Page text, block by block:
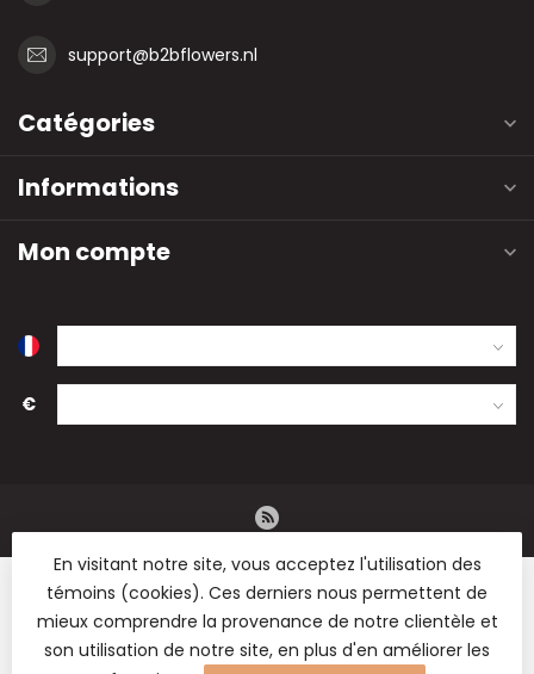
support@b2bflowers.nl
Catégories
Informations
Mon compte
€
© Copyright 2026 B2B Flowers BV - Vente en gros de fleurs
En visitant notre site, vous acceptez l'utilisation des
témoins (cookies). Ces derniers nous permettent de
mieux comprendre la provenance de notre clientèle et
son utilisation de notre site, en plus d'en améliorer les